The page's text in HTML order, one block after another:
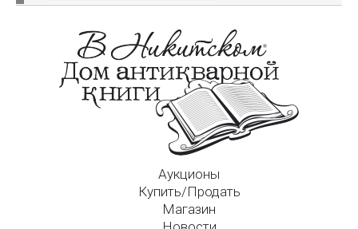
Аукционы
Купить/Продать
Магазин